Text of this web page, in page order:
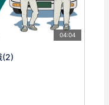
04:04
(2)